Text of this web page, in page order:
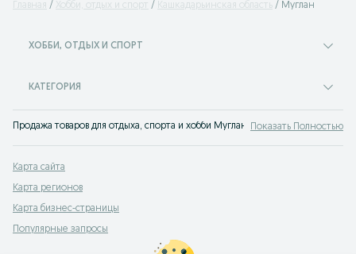
Главная Хобби, отдых и спорт Кашкадарьинская область Муглан
ХОББИ, ОТДЫХ И СПОРТ
КАТЕГОРИЯ
Продажа товаров для отдыха, спорта и хобби Муглан - множество
Показать Полностью
Карта сайта
Карта регионов
Карта бизнес-страницы
Популярные запросы